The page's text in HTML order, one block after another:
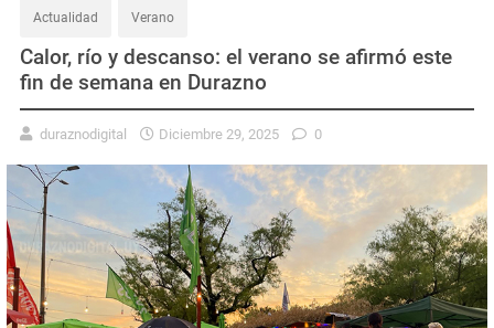
Actualidad Verano
Calor, río y descanso: el verano se afirmó este
fin de semana en Durazno
duraznodigital Diciembre 29, 2025 0